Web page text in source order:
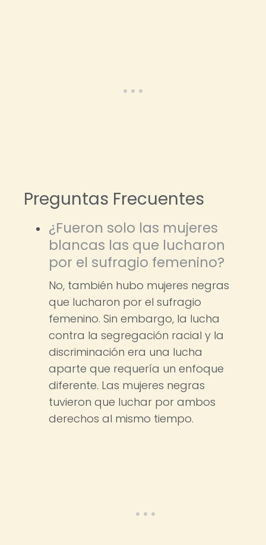
Preguntas Frecuentes
¿Fueron solo las mujeres
blancas las que lucharon
por el sufragio femenino?
No, también hubo mujeres negras
que lucharon por el sufragio
femenino. Sin embargo, la lucha
contra la segregación racial y la
discriminación era una lucha
aparte que requería un enfoque
diferente. Las mujeres negras
tuvieron que luchar por ambos
derechos al mismo tiempo.